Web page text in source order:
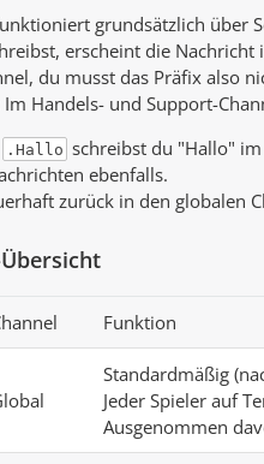
grundsätzlich über
erscheint die
du musst das Präfix also
Handels- und Support-
.Hallo schreibst du "Hallo"
ebenfalls.
zurück in den globalen
Funktion
Standardmäßig
Jeder Spieler auf
Ausgenommen